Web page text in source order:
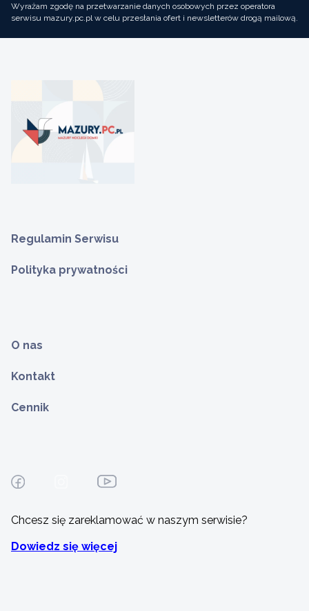
Wyrażam zgodę na przetwarzanie danych osobowych przez operatora
serwisu mazury.pc.pl w celu przesłania ofert i newsletterów drogą mailową.
Regulamin Serwisu
Polityka prywatności
O nas
Kontakt
Cennik
Chcesz się zareklamować w naszym serwisie?
Dowiedz się więcej